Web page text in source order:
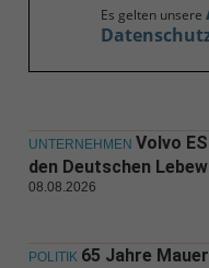
Es gelten unsere
UNTERNEHMEN Volvo
den Deutschen
08.08.2026
POLITIK 65 Jahre